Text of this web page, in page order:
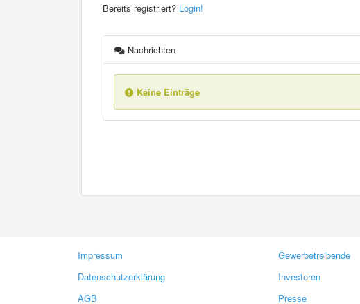
Bereits registriert? Login!
Nachrichten
Keine Einträge
Impressum
Datenschutzerklärung
AGB
Gewerbetreibende
Investoren
Presse